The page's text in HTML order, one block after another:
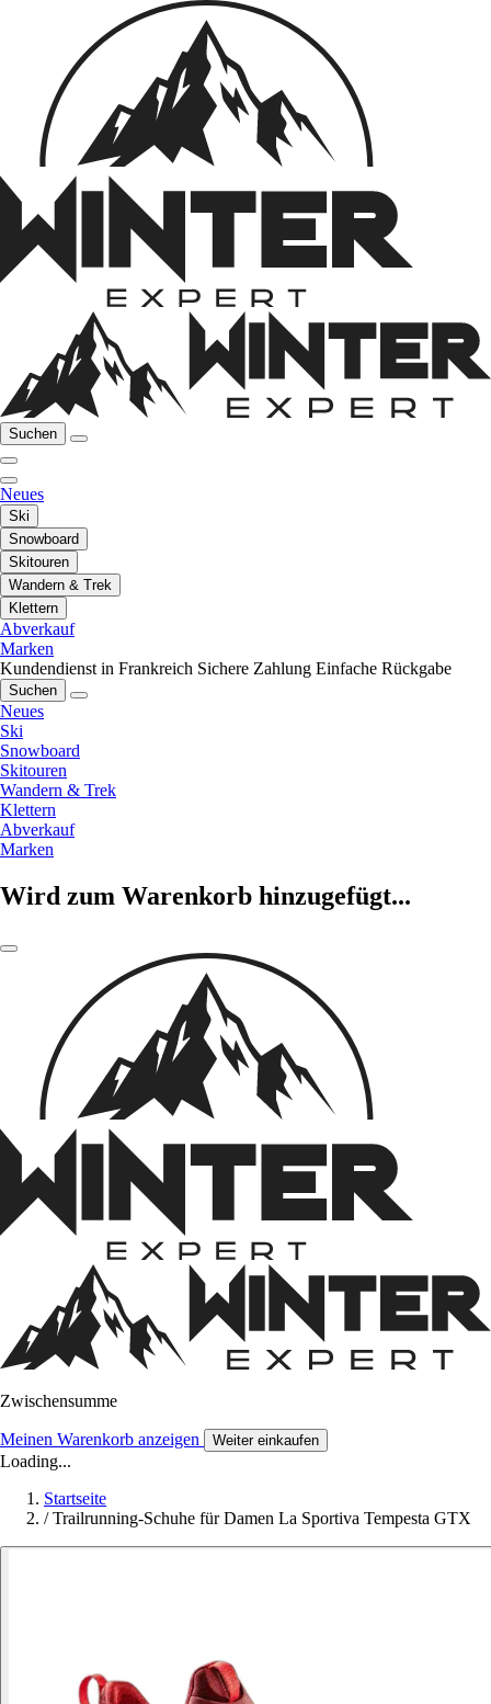
Suchen
Neues
Ski
Snowboard
Skitouren
Wandern & Trek
Klettern
Abverkauf
Marken
Kundendienst in Frankreich Sichere Zahlung Einfache Rückgabe
Suchen
Neues
Ski
Snowboard
Skitouren
Wandern & Trek
Klettern
Abverkauf
Marken
Wird zum Warenkorb hinzugefügt...
Zwischensumme
Meinen Warenkorb anzeigen Weiter einkaufen
Loading...
Startseite
/ Trailrunning-Schuhe für Damen La Sportiva Tempesta GTX